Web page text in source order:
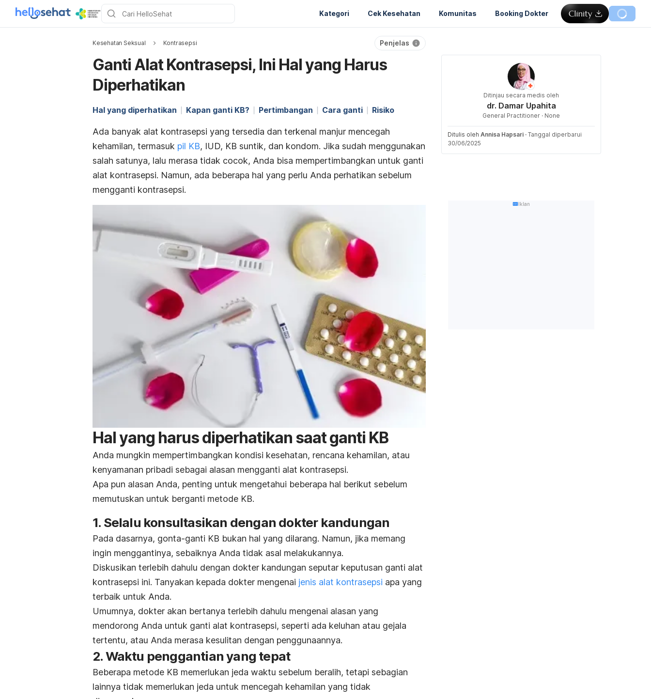
Kategori Cek Kesehatan Komunitas Booking Dokter
Kesehatan Seksual Kontrasepsi Penjelas
Ganti Alat Kontrasepsi, Ini Hal yang Harus
Diperhatikan
Hal yang diperhatikan Kapan ganti KB? Pertimbangan Cara ganti Risiko
Ada banyak alat kontrasepsi yang tersedia dan terkenal manjur mencegah
kehamilan, termasuk pil KB, IUD, KB suntik, dan kondom. Jika sudah menggunakan
salah satunya, lalu merasa tidak cocok, Anda bisa mempertimbangkan untuk ganti
alat kontrasepsi. Namun, ada beberapa hal yang perlu Anda perhatikan sebelum
mengganti kontrasepsi.
Hal yang harus diperhatikan saat ganti KB
Anda mungkin mempertimbangkan kondisi kesehatan, rencana kehamilan, atau
kenyamanan pribadi sebagai alasan mengganti alat kontrasepsi.
Apa pun alasan Anda, penting untuk mengetahui beberapa hal berikut sebelum
memutuskan untuk berganti metode KB.
1. Selalu konsultasikan dengan dokter kandungan
Pada dasarnya, gonta-ganti KB bukan hal yang dilarang. Namun, jika memang
ingin menggantinya, sebaiknya Anda tidak asal melakukannya.
Diskusikan terlebih dahulu dengan dokter kandungan seputar keputusan ganti alat
kontrasepsi ini. Tanyakan kepada dokter mengenai jenis alat kontrasepsi apa yang
terbaik untuk Anda.
Umumnya, dokter akan bertanya terlebih dahulu mengenai alasan yang
mendorong Anda untuk ganti alat kontrasepsi, seperti ada keluhan atau gejala
tertentu, atau Anda merasa kesulitan dengan penggunaannya.
2. Waktu penggantian yang tepat
Beberapa metode KB memerlukan jeda waktu sebelum beralih, tetapi sebagian
lainnya tidak memerlukan jeda untuk mencegah kehamilan yang tidak
Ditinjau secara medis oleh
dr. Damar Upahita
General Practitioner · None
Ditulis oleh Annisa Hapsari · Tanggal diperbarui
30/06/2025
Iklan